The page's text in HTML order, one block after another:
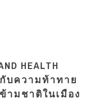
HEALTH
กับความท้าทาย
ามชาติในเมือง